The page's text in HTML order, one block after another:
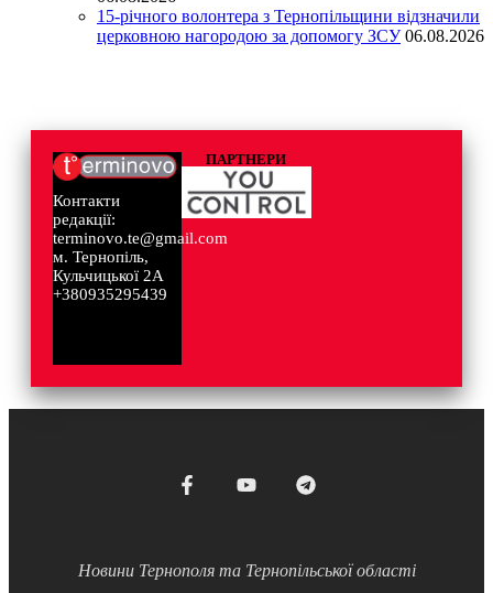
15-річного волонтера з Тернопільщини відзначили
церковною нагородою за допомогу ЗСУ 06.08.2026
Контакти
редакції:
terminovo.te@gmail.com
м. Тернопіль,
Кульчицької 2А
+380935295439
ПАРТНЕРИ
Новини Тернополя та Тернопільської області